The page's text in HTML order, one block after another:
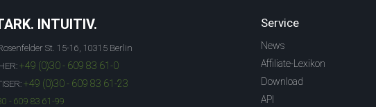
INTUITIV.
St. 15-16, 10315 Berlin
+49 (0)30 - 609 83 61-0
+49 (0)30 - 609 83 61-23
- 609 83 61-99
Service
News
Affiliate-Lexikon
Download
API